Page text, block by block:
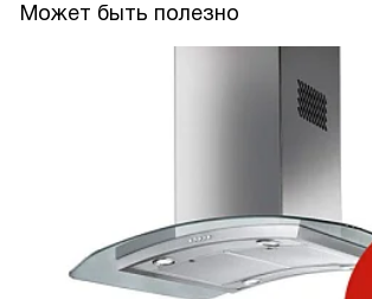
Может быть полезно